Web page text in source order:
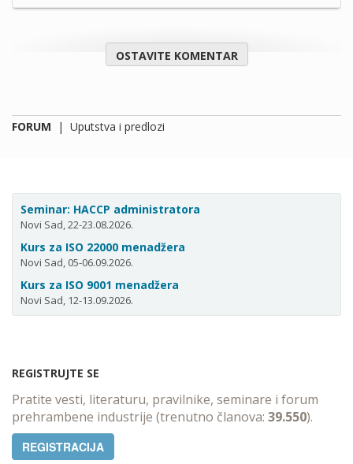
OSTAVITE KOMENTAR
FORUM | Uputstva i predlozi
Seminar: HACCP administratora
Novi Sad, 22-23.08.2026.
Kurs za ISO 22000 menadžera
Novi Sad, 05-06.09.2026.
Kurs za ISO 9001 menadžera
Novi Sad, 12-13.09.2026.
REGISTRUJTE SE
Pratite vesti, literaturu, pravilnike, seminare i forum
prehrambene industrije (trenutno članova: 39.550).
REGISTRACIJA